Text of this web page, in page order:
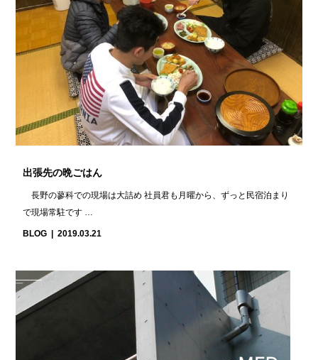
出張先の晩ごはん
長野の蓼科での現場は大詰め 社員君も月曜から、ずっと民宿泊まり
で現場常駐です …
BLOG 2019.03.21